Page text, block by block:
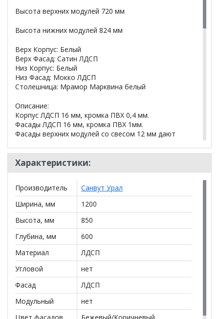
Высота верхних модулей 720 мм
Высота нижних модулей 824 мм
Верх Корпус: Белый
Верх Фасад: Сатин ЛДСП
Низ Корпус: Белый
Низ Фасад: Мокко ЛДСП
Столешница: Мрамор Марквина белый
Описание:
Корпус ЛДСП 16 мм, кромка ПВХ 0,4 мм.
Фасады ЛДСП 16 мм, кромка ПВХ 1мм.
Фасады верхних модулей со свесом 12 мм дают
Петли с доводчиком.
Навесы внутренние, регулируемые, с декоративной
крышкой.
Направляющие шариковые полного, плавного
выдвижения с нагрузкой до 30 кг.
Столешницы цельные с пластиковым покрытием со
скруглением по переднему краю (постформинг
толщина 26 мм).
Регулируемые ножки-опоры.
Комплектация:
В740 Модуль верхний (ШхГхВ) 400х300х710мм - 1шт
ВС780 Модуль верхний с посудосушителем (ШхГхВ)
800х300х710мм -1 шт
Н80 Модуль нижний (ШхГхВ) 800х470х824мм - 1шт
НЯ40 Модуль нижний для ящиков (ШхГхВ)
400х470х824мм - 1шт
С120 Столешница 1200х600х26мм - 1шт
Характеристики:
Производитель
Санвут Урал
Ширина, мм
1200
Высота, мм
850
Глубина, мм
600
Материал
ЛДСП
Угловой
нет
Фасад
ЛДСП
Модульный
нет